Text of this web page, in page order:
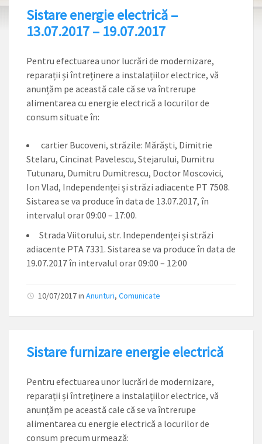
Sistare energie electrică –
13.07.2017 – 19.07.2017
Pentru efectuarea unor lucrări de modernizare,
reparații și întreținere a instalațiilor electrice, vă
anunțăm pe această cale că se va întrerupe
alimentarea cu energie electrică a locurilor de
consum situate în:
cartier Bucoveni, străzile: Mărăști, Dimitrie
Stelaru, Cincinat Pavelescu, Stejarului, Dumitru
Tutunaru, Dumitru Dumitrescu, Doctor Moscovici,
Ion Vlad, Independenței și străzi adiacente PT 7508.
Sistarea se va produce în data de 13.07.2017, în
intervalul orar 09:00 – 17:00.
Strada Viitorului, str. Independenței și străzi
adiacente PTA 7331. Sistarea se va produce în data de
19.07.2017 în intervalul orar 09:00 – 12:00
10/07/2017in Anunturi, Comunicate
Sistare furnizare energie electrică
Pentru efectuarea unor lucrări de modernizare,
reparații și întreținere a instalațiilor electrice, vă
anunțăm pe această cale că se va întrerupe
alimentarea cu energie electrică a locurilor de
consum precum urmează: